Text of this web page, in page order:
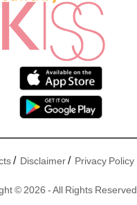
/ Disclaimer/ Privacy Policy
© 2026 - All Rights Reserved